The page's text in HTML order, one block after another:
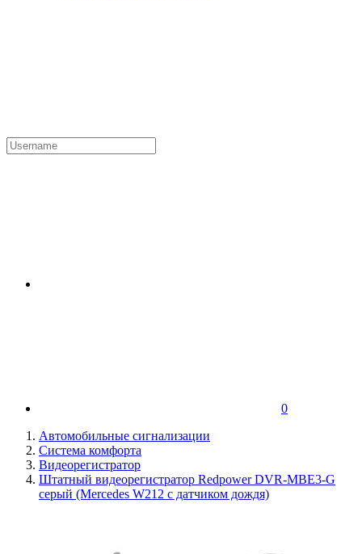
0
Автомобильные сигнализации
Система комфорта
Видеорегистратор
Штатный видеорегистратор Redpower DVR-MBE3-G
серый (Mercedes W212 с датчиком дождя)